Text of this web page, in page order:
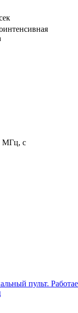
МГц, с
пульт.